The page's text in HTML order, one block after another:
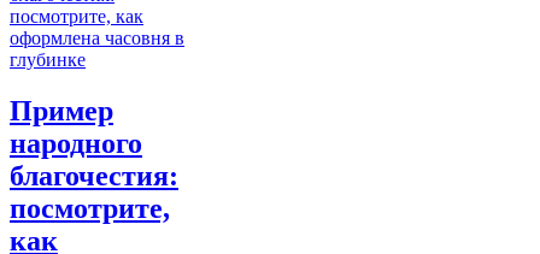
Пример
народного
благочестия:
посмотрите,
как